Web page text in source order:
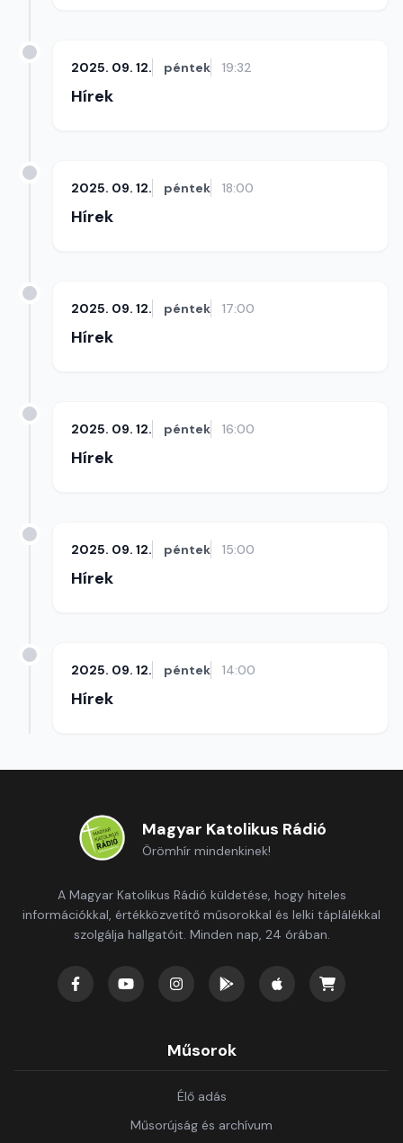
2025. 09. 12. péntek 19:32
Hírek
2025. 09. 12. péntek 18:00
Hírek
2025. 09. 12. péntek 17:00
Hírek
2025. 09. 12. péntek 16:00
Hírek
2025. 09. 12. péntek 15:00
Hírek
2025. 09. 12. péntek 14:00
Hírek
Magyar Katolikus Rádió
Örömhír mindenkinek!
A Magyar Katolikus Rádió küldetése, hogy hiteles
információkkal, értékközvetítő műsorokkal és lelki táplálékkal
szolgálja hallgatóit. Minden nap, 24 órában.
Műsorok
Élő adás
Műsorújság és archívum